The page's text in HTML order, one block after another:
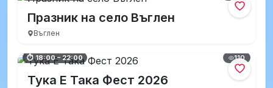
Празник на село Въглен
Въглен
⏱ 18:00 – 22:00 110
Тука Е Така Фест 2026